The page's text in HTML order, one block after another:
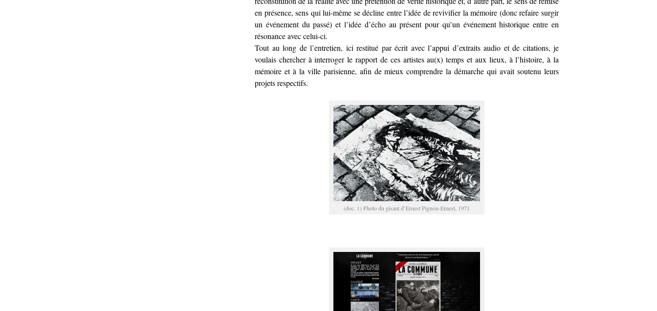
en présence, sens qui lui-même se décline entre l’idée de revivifier la mémoire (donc refaire surgir
un événement du passé) et l’idée d’écho au présent pour qu’un événement historique entre en
résonance avec celui-ci.
Tout au long de l’entretien, ici restitué par écrit avec l’appui d’extraits audio et de citations, je
voulais chercher à interroger le rapport de ces artistes au(x) temps et aux lieux, à l’histoire, à la
mémoire et à la ville parisienne, afin de mieux comprendre la démarche qui avait soutenu leurs
projets respectifs.
(doc. 1) Photo du gisant d’Ernest Pignon-Ernest, 1971